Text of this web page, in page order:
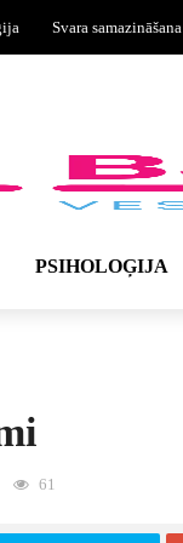
Svara samazināšana
PSIHOLOĢIJA
61